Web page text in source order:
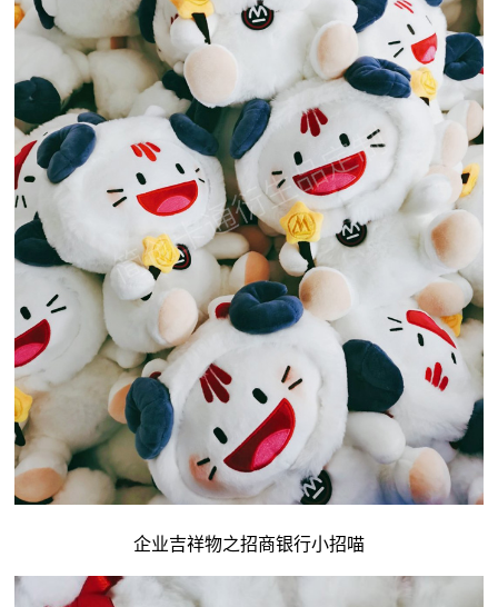
企业吉祥物之招商银行小招喵